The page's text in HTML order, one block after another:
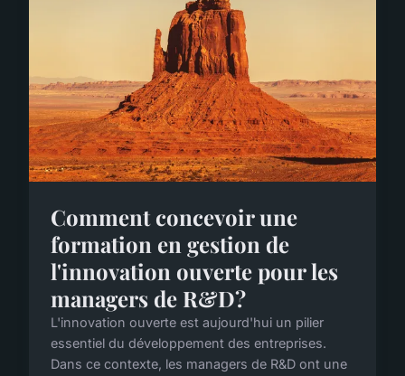
Comment concevoir une
formation en gestion de
l'innovation ouverte pour les
managers de R&D?
L'innovation ouverte est aujourd'hui un pilier
essentiel du développement des entreprises.
Dans ce contexte, les managers de R&D ont une